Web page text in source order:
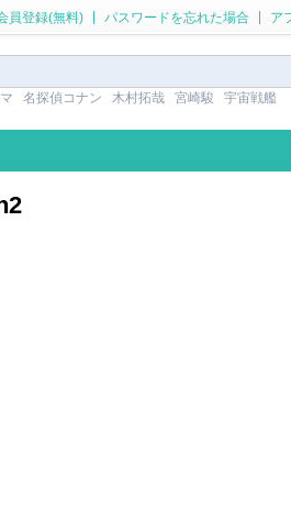
員登録(無料) パスワードを忘れた場合 ア
名探偵コナン 木村拓哉 宮崎駿 宇宙戦艦